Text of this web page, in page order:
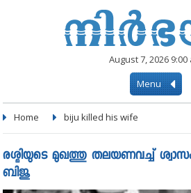
August 7, 2026 9:00
Menu
Home biju killed his wife
രശ്മിയുടെ മുഖത്തു തലയണവച്ച്
ബിജു